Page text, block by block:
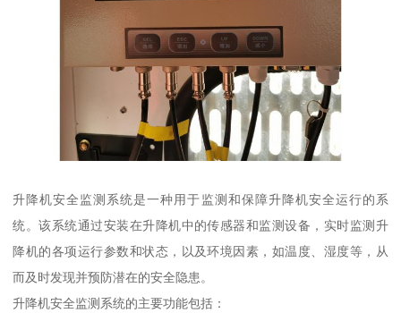
升降机安全监测系统是一种用于监测和保障升降机安全运行的系
统。该系统通过安装在升降机中的传感器和监测设备，实时监测升
降机的各项运行参数和状态，以及环境因素，如温度、湿度等，从
而及时发现并预防潜在的安全隐患。
升降机安全监测系统的主要功能包括：